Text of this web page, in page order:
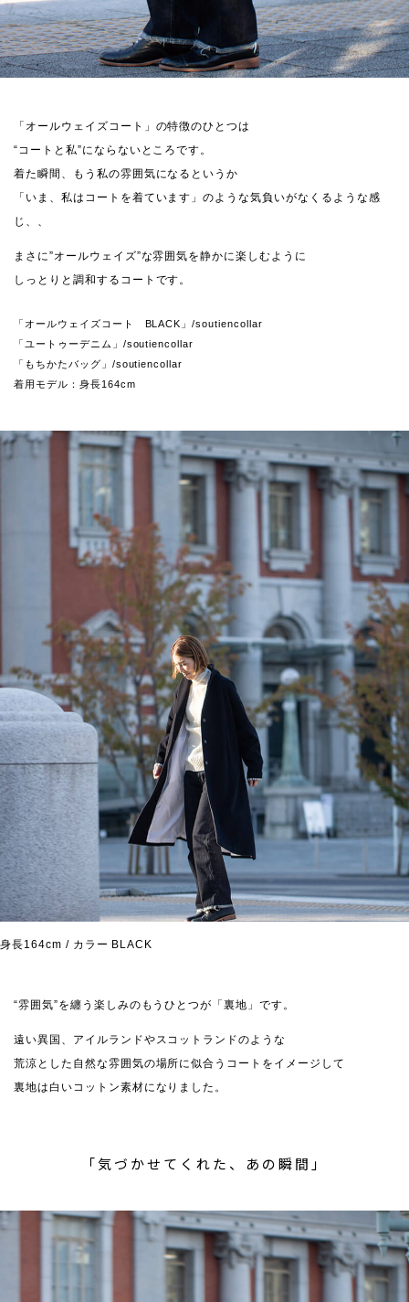
「オールウェイズコート」の特徴のひとつは
“コートと私”にならないところです。
着た瞬間、もう私の雰囲気になるというか
「いま、私はコートを着ています」のような気負いがなくるような感
じ、、
まさに”オールウェイズ”な雰囲気を静かに楽しむように
しっとりと調和するコートです。
「オールウェイズコート BLACK」/soutiencollar
「ユートゥーデニム」/soutiencollar
「もちかたバッグ」/soutiencollar
着用モデル：身長164cm
身長164cm / カラー BLACK
“雰囲気”を纏う楽しみのもうひとつが「裏地」です。
遠い異国、アイルランドやスコットランドのような
荒涼とした自然な雰囲気の場所に似合うコートをイメージして
裏地は白いコットン素材になりました。
「気づかせてくれた、あの瞬間」